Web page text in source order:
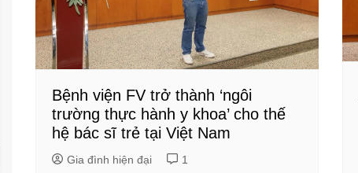
Bệnh viện FV trở thành ‘ngôi
trường thực hành y khoa’ cho thế
hệ bác sĩ trẻ tại Việt Nam
Gia đình hiện đại 1